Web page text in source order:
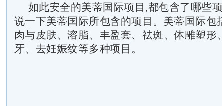
如此安全的美蒂国际项目,都包含了哪些
说一下美蒂国际所包含的项目。美蒂国际包
肉与皮肤、溶脂、丰盈套、祛斑、体雕塑形
牙、去妊娠纹等多种项目。